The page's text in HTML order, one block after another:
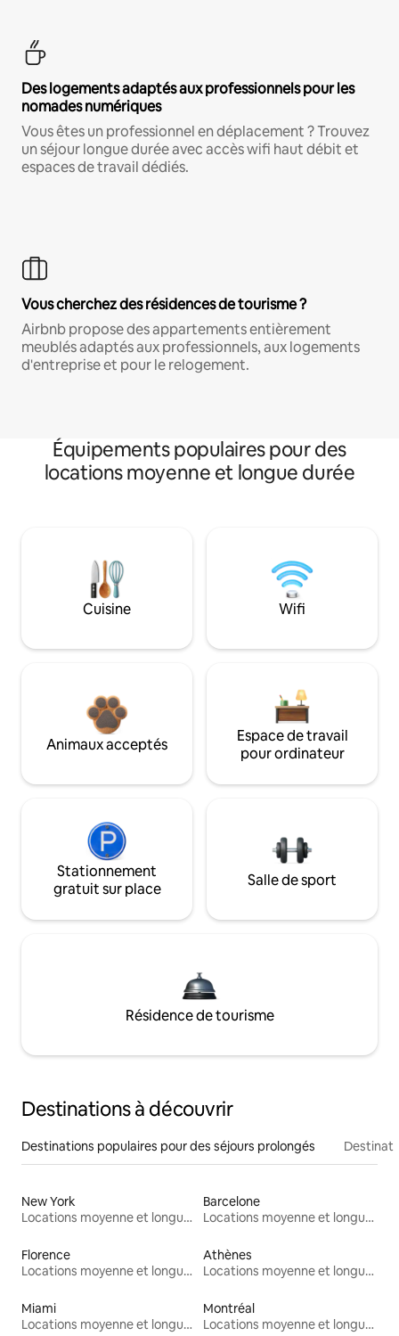
Des logements adaptés aux professionnels pour les
nomades numériques
Vous êtes un professionnel en déplacement ? Trouvez
un séjour longue durée avec accès wifi haut débit et
espaces de travail dédiés.
Vous cherchez des résidences de tourisme ?
Airbnb propose des appartements entièrement
meublés adaptés aux professionnels, aux logements
d'entreprise et pour le relogement.
Équipements populaires pour des
locations moyenne et longue durée
Cuisine Wifi
Animaux acceptés
Espace de travail
pour ordinateur
Stationnement
gratuit sur place
Salle de sport
Résidence de tourisme
Destinations à découvrir
Destinations populaires pour des séjours prolongés
New York
Locations moyenne et longue durée
Barcelone
Locations moyenne et longue durée
Florence
Locations moyenne et longue durée
Athènes
Locations moyenne et longue durée
Miami
Locations moyenne et longue durée
Montréal
Locations moyenne et longue durée